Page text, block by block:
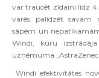
var traucēt zīdaini līdz
varēs palīdzēt savam
sāpēm un
Windi, kuru
uzņēmuma
Windi efektivitātes